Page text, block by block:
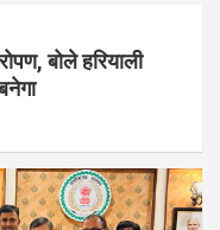
बोले हरियाली